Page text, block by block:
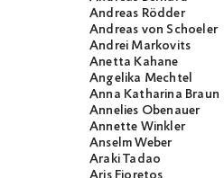
Andreas Rödder
Andreas von Schoeler
Andrei Markovits
Anetta Kahane
Angelika Mechtel
Anna Katharina Braun
Annelies Obenauer
Annette Winkler
Anselm Weber
Araki Tadao